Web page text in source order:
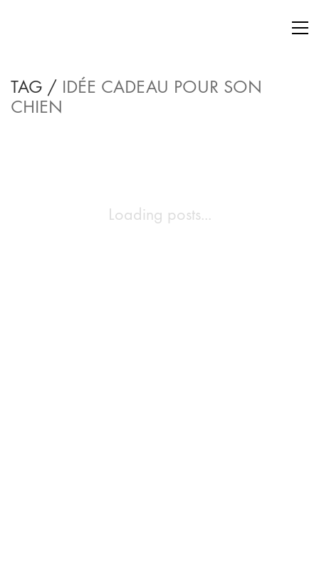
TAG / IDÉE CADEAU POUR SON
CHIEN
Loading posts...